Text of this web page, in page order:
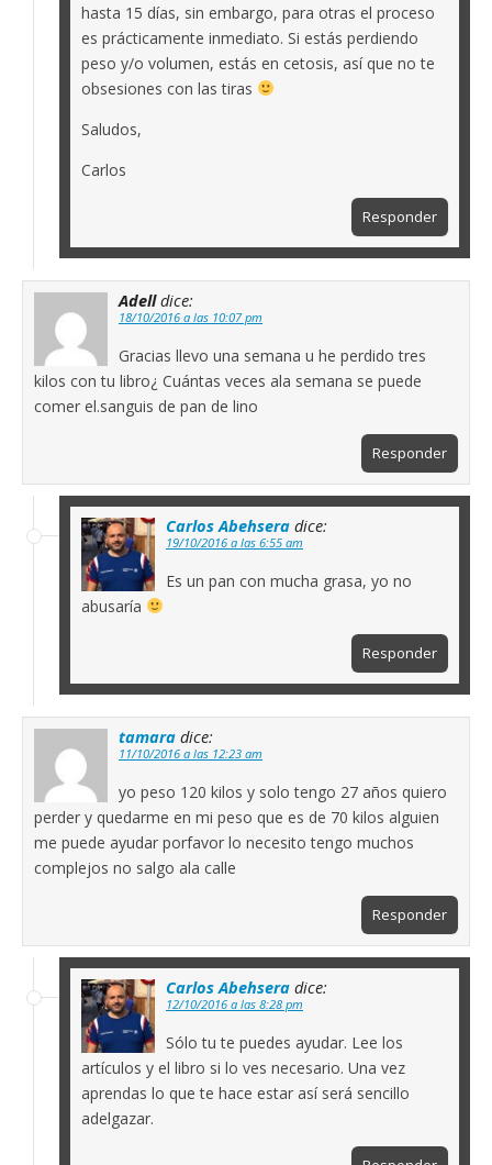
hasta 15 días, sin embargo, para otras el proceso
es prácticamente inmediato. Si estás perdiendo
peso y/o volumen, estás en cetosis, así que no te
obsesiones con las tiras
Saludos,
Carlos
Responder
Adell dice:
18/10/2016 a las 10:07 pm
Gracias llevo una semana u he perdido tres
kilos con tu libro¿ Cuántas veces ala semana se puede
comer el.sanguis de pan de lino
Responder
Carlos Abehsera dice:
19/10/2016 a las 6:55 am
Es un pan con mucha grasa, yo no
abusaría
Responder
tamara dice:
11/10/2016 a las 12:23 am
yo peso 120 kilos y solo tengo 27 años quiero
perder y quedarme en mi peso que es de 70 kilos alguien
me puede ayudar porfavor lo necesito tengo muchos
complejos no salgo ala calle
Responder
Carlos Abehsera dice:
12/10/2016 a las 8:28 pm
Sólo tu te puedes ayudar. Lee los
artículos y el libro si lo ves necesario. Una vez
aprendas lo que te hace estar así será sencillo
adelgazar.